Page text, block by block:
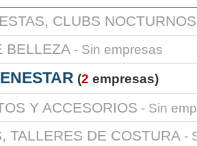
CLUBS NOCTURNOS
BELLEZA - Sin empresas
(2 empresas)
Y ACCESORIOS - Sin
TALLERES DE COSTURA -